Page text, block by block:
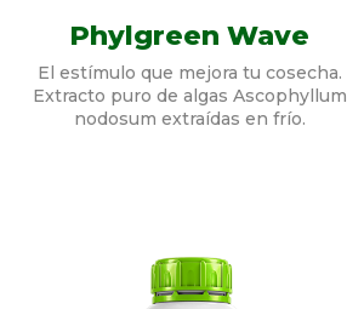
Phylgreen Wave
El estímulo que mejora tu cosecha.
Extracto puro de algas Ascophyllum
nodosum extraídas en frío.